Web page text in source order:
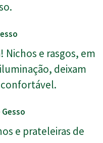
Nichos e rasgos, em
deixam
e prateleiras de